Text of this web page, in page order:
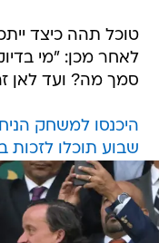
טוכל תהה כיצד
לאחר מכן: "מי
סמך מה? ועד לאן זה
היכנסו למשחק
שבוע תוכלו לזכות